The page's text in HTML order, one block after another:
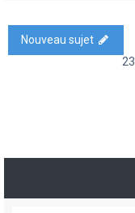
Nouveau sujet